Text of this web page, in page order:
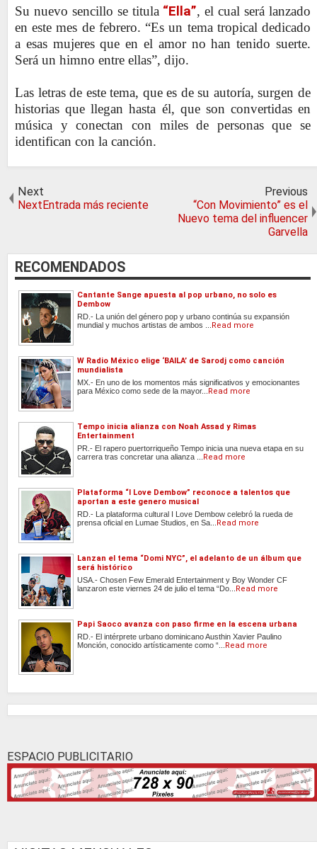
Su nuevo sencillo se titula “Ella”, el cual será lanzado
en este mes de febrero. “Es un tema tropical dedicado
a esas mujeres que en el amor no han tenido suerte.
Será un himno entre ellas”, dijo.
Las letras de este tema, que es de su autoría, surgen de
historias que llegan hasta él, que son convertidas en
música y conectan con miles de personas que se
identifican con la canción.
Next
NextEntrada más reciente
Previous
“Con Movimiento” es el
Nuevo tema del influencer
Garvella
RECOMENDADOS
Cantante Sange apuesta al pop urbano, no solo es
Dembow
RD.- La unión del género pop y urbano continúa su expansión
mundial y muchos artistas de ambos ... Read more
W Radio México elige ‘BAILA’ de Sarodj como canción
mundialista
MX.- En uno de los momentos más significativos y emocionantes
para México como sede de la mayor... Read more
Tempo inicia alianza con Noah Assad y Rimas
Entertainment
PR.- El rapero puertorriqueño Tempo inicia una nueva etapa en su
carrera tras concretar una alianza ... Read more
Plataforma “I Love Dembow” reconoce a talentos que
aportan a este genero musical
RD.- La plataforma cultural I Love Dembow celebró la rueda de
prensa oficial en Lumae Studios, en Sa... Read more
Lanzan el tema “Domi NYC”, el adelanto de un álbum que
será histórico
USA.- Chosen Few Emerald Entertainment y Boy Wonder CF
lanzaron este viernes 24 de julio el tema “Do... Read more
Papi Saoco avanza con paso firme en la escena urbana
RD.- El intérprete urbano dominicano Austhin Xavier Paulino
Monción, conocido artísticamente como “... Read more
ESPACIO PUBLICITARIO